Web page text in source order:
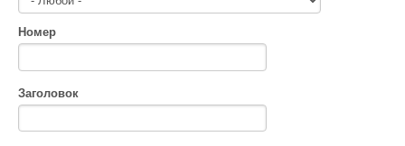
Номер
Заголовок